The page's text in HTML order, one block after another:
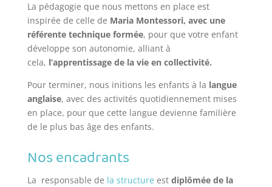
La pédagogie que nous mettons en place est
inspirée de celle de Maria Montessori, avec une
référente technique formée, pour que votre enfant
développe son autonomie, alliant à
cela, l’apprentissage de la vie en collectivité.
Pour terminer, nous initions les enfants à la langue
anglaise, avec des activités quotidiennement mises
en place, pour que cette langue devienne familière
de le plus bas âge des enfants.
Nos encadrants
La responsable de la structure est diplômée de la